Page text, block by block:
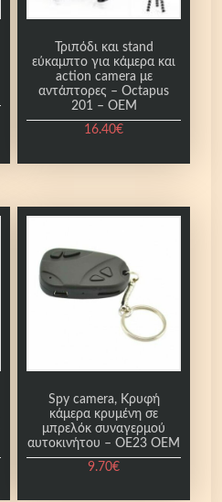
Τριπόδι και stand
εύκαμπτο για κάμερα και
action camera με
αντάπτορες – Octapus
201 – OEM
16.40€
Spy camera, Κρυφή
κάμερα κρυμένη σε
μπρελόκ συναγερμού
αυτοκινήτου – OE23 OEM
9.70€